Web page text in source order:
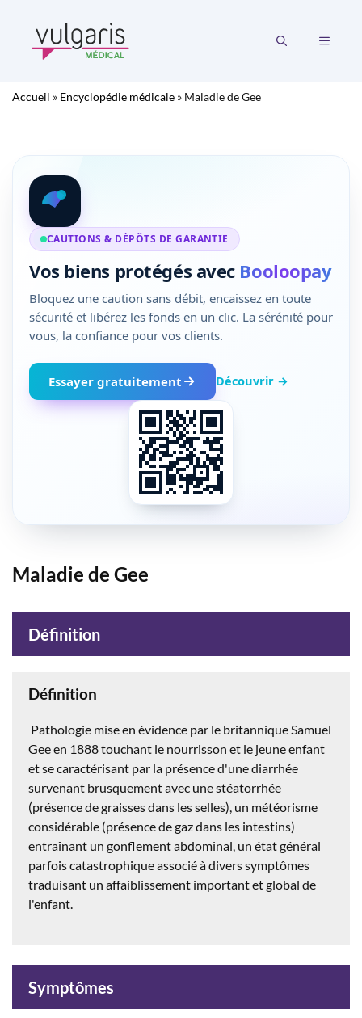
contenu
MENU
Accueil » Encyclopédie médicale » Maladie de Gee
CAUTIONS & DÉPÔTS DE GARANTIE
Vos biens protégés avec Booloopay
Bloquez une caution sans débit, encaissez en toute
sécurité et libérez les fonds en un clic. La sérénité pour
vous, la confiance pour vos clients.
Essayer gratuitement Découvrir →
Maladie de Gee
Définition
Définition
Pathologie mise en évidence par le britannique Samuel
Gee en 1888 touchant le nourrisson et le jeune enfant
et se caractérisant par la présence d'une diarrhée
survenant brusquement avec une stéatorrhée
(présence de graisses dans les selles), un météorisme
considérable (présence de gaz dans les intestins)
entraînant un gonflement abdominal, un état général
parfois catastrophique associé à divers symptômes
traduisant un affaiblissement important et global de
l'enfant.
Symptômes